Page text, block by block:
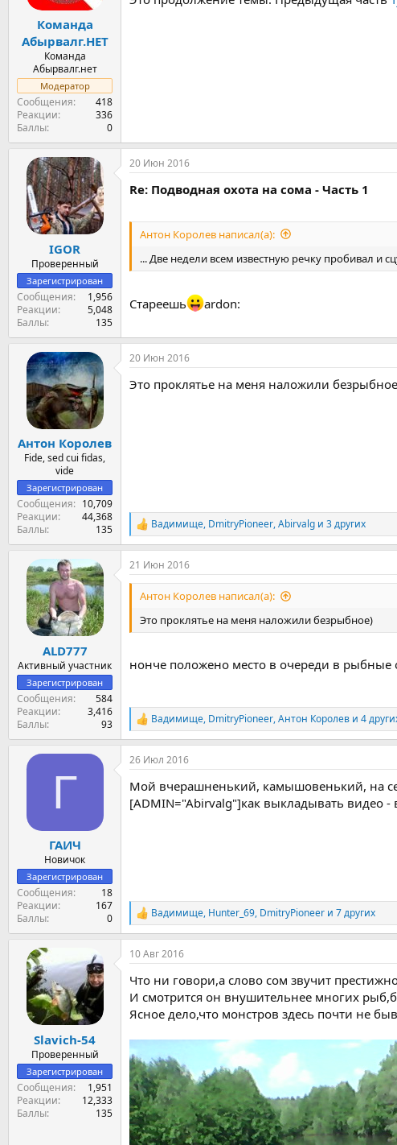
Команда
Абырвалг.НЕТ
Команда
Абырвалг.нет
Модератор
Сообщения
418
Реакции
336
Баллы
0
IGOR
Проверенный
Зарегистрирован
Сообщения
1,956
Реакции
5,048
Баллы
135
20 Июн 2016
Re: Подводная охота на сома - Часть 1
Антон Королев написал(а):
... Две недели всем известную речку пробивал и
Стареешь ardon:
Антон Королев
Fide, sed cui fidas,
vide
Зарегистрирован
Сообщения
10,709
Реакции
44,368
Баллы
135
20 Июн 2016
Это проклятье на меня наложили
Р
е
а
к
ц
и
Вадимище, DmitryPioneer,Abirvalg и 3 других
ALD777
Активный участник
Зарегистрирован
Сообщения
584
Реакции
3,416
Баллы
93
21 Июн 2016
Антон Королев написал(а):
Это проклятье на меня наложили безрыбное)
нонче положено место в очереди в рыбные
Р
е
а
к
и
и
Вадимище, DmitryPioneer,Антон Королев и 4
Г
ГАИЧ
Новичок
Зарегистрирован
Сообщения
18
Реакции
167
Баллы
0
26 Июл 2016
Мой вчерашненький, камышовенький, на
[ADMIN="Abirvalg"]как выкладывать видео -
Р
е
а
к
и
и
:
Вадимище, Hunter_69, DmitryPioneer и 7 других
Slavich-54
Проверенный
Зарегистрирован
Сообщения
1,951
Реакции
12,333
Баллы
135
10 Авг 2016
Что ни говори,а слово сом звучит
И смотрится он внушительнее многих
Ясное дело,что монстров здесь почти не